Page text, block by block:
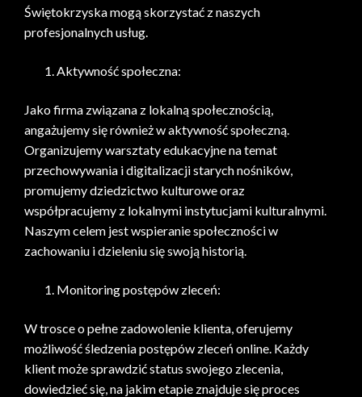
Świętokrzyska mogą skorzystać z naszych
profesjonalnych usług.
Aktywność społeczna:
Jako firma związana z lokalną społecznością,
angażujemy się również w aktywność społeczną.
Organizujemy warsztaty edukacyjne na temat
przechowywania i digitalizacji starych nośników,
promujemy dziedzictwo kulturowe oraz
współpracujemy z lokalnymi instytucjami kulturalnymi.
Naszym celem jest wspieranie społeczności w
zachowaniu i dzieleniu się swoją historią.
Monitoring postępów zleceń:
W trosce o pełne zadowolenie klienta, oferujemy
możliwość śledzenia postępów zleceń online. Każdy
klient może sprawdzić status swojego zlecenia,
dowiedzieć się, na jakim etapie znajduje się proces